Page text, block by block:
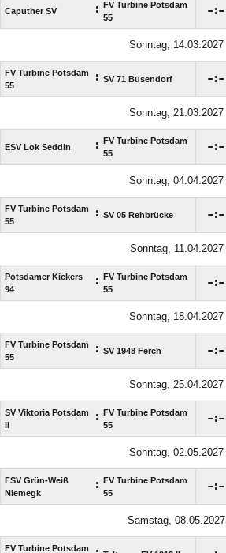
Caputher SV : FV Turbine Potsdam
55
:
Sonntag, 14.03.2027
FV Turbine Potsdam
55
: SV 71 Busendorf :
Sonntag, 21.03.2027
ESV Lok Seddin : FV Turbine Potsdam
55
:
Sonntag, 04.04.2027
FV Turbine Potsdam
55
: SV 05 Rehbrücke :
Sonntag, 11.04.2027
Potsdamer Kickers
94
: FV Turbine Potsdam
55
:
Sonntag, 18.04.2027
FV Turbine Potsdam
55
: SV 1948 Ferch :
Sonntag, 25.04.2027
SV Viktoria Potsdam
II
: FV Turbine Potsdam
55
:
Sonntag, 02.05.2027
FSV Grün-Weiß
Niemegk
: FV Turbine Potsdam
55
:
Samstag, 08.05.2027
FV Turbine Potsdam